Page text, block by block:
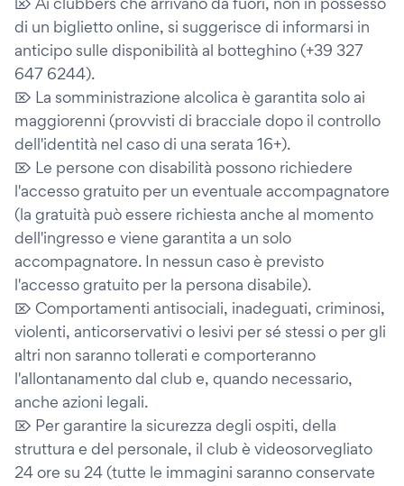
di un biglietto online, si suggerisce di informarsi in
anticipo sulle disponibilità al botteghino (+39 327
647 6244).
⌦ La somministrazione alcolica è garantita solo ai
maggiorenni (provvisti di bracciale dopo il controllo
dell'identità nel caso di una serata 16+).
⌦ Le persone con disabilità possono richiedere
l'accesso gratuito per un eventuale accompagnatore
(la gratuità può essere richiesta anche al momento
dell'ingresso e viene garantita a un solo
accompagnatore. In nessun caso è previsto
l'accesso gratuito per la persona disabile).
⌦ Comportamenti antisociali, inadeguati, criminosi,
violenti, anticorservativi o lesivi per sé stessi o per gli
altri non saranno tollerati e comporteranno
l'allontanamento dal club e, quando necessario,
anche azioni legali.
⌦ Per garantire la sicurezza degli ospiti, della
struttura e del personale, il club è videosorvegliato
24 ore su 24 (tutte le immagini saranno conservate